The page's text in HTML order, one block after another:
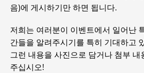
음)에 게시하기만 하면 됩니다.
저희는 여러분이 이벤트에서 일어난
간들을 알려주시기를 특히 기대하고
그런 내용을 사진으로 담거나 첨부 내
주십시오!